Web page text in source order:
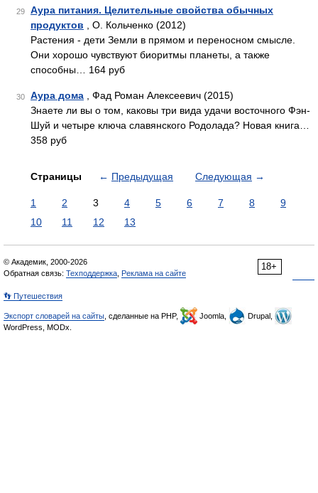
29
Аура питания. Целительные свойства обычных
продуктов , О. Кольченко (2012)
Растения - дети Земли в прямом и переносном смысле.
Они хорошо чувствуют биоритмы планеты, а также
способны… 164 руб
30 Аура дома , Фад Роман Алексеевич (2015)
Знаете ли вы о том, каковы три вида удачи восточного Фэн-
Шуй и четыре ключа славянского Родолада? Новая книга…
358 руб
Страницы ← Предыдущая Следующая →
1 2 3 4 5 6 7 8
9
10
11 12 13
18+
© Академик, 2000-2026
Обратная связь: Техподдержка Реклама на сайте
👣 Путешествия
Экспорт словарей на сайты , сделанные на PHP, Joomla,
Drupal,
WordPress, MODx.